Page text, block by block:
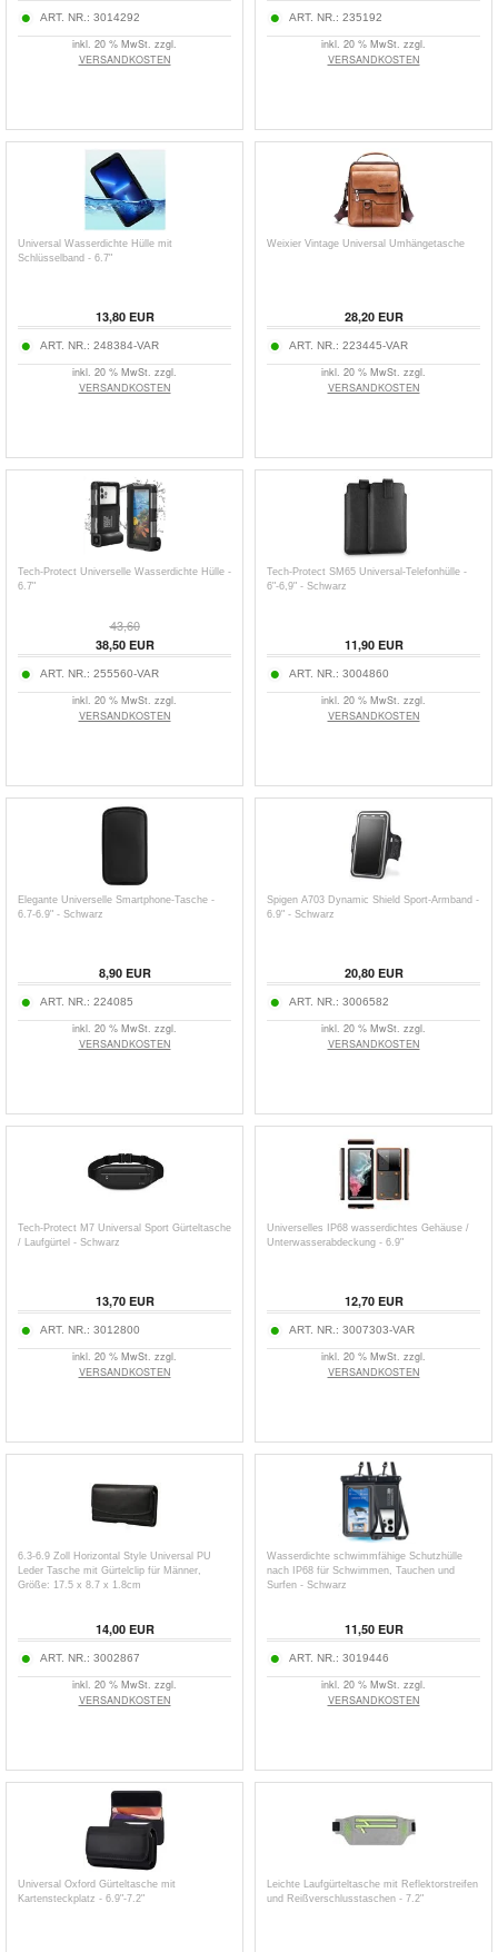
ART. NR.: 3014292
inkl. 20 % MwSt. zzgl.
VERSANDKOSTEN
ART. NR.: 235192
inkl. 20 % MwSt. zzgl.
VERSANDKOSTEN
Universal Wasserdichte Hülle mit
Schlüsselband - 6.7"
13,80EUR
ART. NR.: 248384-VAR
inkl. 20 % MwSt. zzgl.
VERSANDKOSTEN
Weixier Vintage Universal Umhängetasche
28,20EUR
ART. NR.: 223445-VAR
inkl. 20 % MwSt. zzgl.
VERSANDKOSTEN
Tech-Protect Universelle Wasserdichte Hülle -
6.7"
43,60
38,50EUR
ART. NR.: 255560-VAR
inkl. 20 % MwSt. zzgl.
VERSANDKOSTEN
Tech-Protect SM65 Universal-Telefonhülle -
6"-6,9" - Schwarz
11,90EUR
ART. NR.: 3004860
inkl. 20 % MwSt. zzgl.
VERSANDKOSTEN
Elegante Universelle Smartphone-Tasche -
6.7-6.9" - Schwarz
8,90EUR
ART. NR.: 224085
inkl. 20 % MwSt. zzgl.
VERSANDKOSTEN
Spigen A703 Dynamic Shield Sport-Armband -
6.9" - Schwarz
20,80EUR
ART. NR.: 3006582
inkl. 20 % MwSt. zzgl.
VERSANDKOSTEN
Tech-Protect M7 Universal Sport Gürteltasche
/ Laufgürtel - Schwarz
13,70EUR
ART. NR.: 3012800
inkl. 20 % MwSt. zzgl.
VERSANDKOSTEN
Universelles IP68 wasserdichtes Gehäuse /
Unterwasserabdeckung - 6.9"
12,70EUR
ART. NR.: 3007303-VAR
inkl. 20 % MwSt. zzgl.
VERSANDKOSTEN
6.3-6.9 Zoll Horizontal Style Universal PU
Leder Tasche mit Gürtelclip für Männer,
Größe: 17.5 x 8.7 x 1.8cm
14,00EUR
ART. NR.: 3002867
inkl. 20 % MwSt. zzgl.
VERSANDKOSTEN
Wasserdichte schwimmfähige Schutzhülle
nach IP68 für Schwimmen, Tauchen und
Surfen - Schwarz
11,50EUR
ART. NR.: 3019446
inkl. 20 % MwSt. zzgl.
VERSANDKOSTEN
Universal Oxford Gürteltasche mit
Kartensteckplatz - 6.9"-7.2"
Leichte Laufgürteltasche mit Reflektorstreifen
und Reißverschlusstaschen - 7.2"